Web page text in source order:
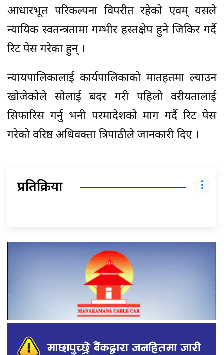
आधारभूत परिकल्पना विपरीत रहेको एवम् यसले
न्यायिक स्वतन्त्रतामा गम्भीर हस्तक्षेप हुने जिकिर गर्दै
रिट पेस गरेका हुन् ।
न्यायपालिकालाई कार्यपालिकाको मातहतमा ल्याउन
खोजेकोले सोलाई बदर गरी पहिलो वरीयतालाई
सिफारिस गर्नु भनी परमादेशको माग गर्दै रिट पेस
गरेको वरिष्ठ अधिवक्ता त्रिपाठीले जानकारी दिए ।
प्रतिक्रिया